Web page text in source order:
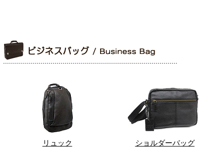
リュック ショルダーバッグ